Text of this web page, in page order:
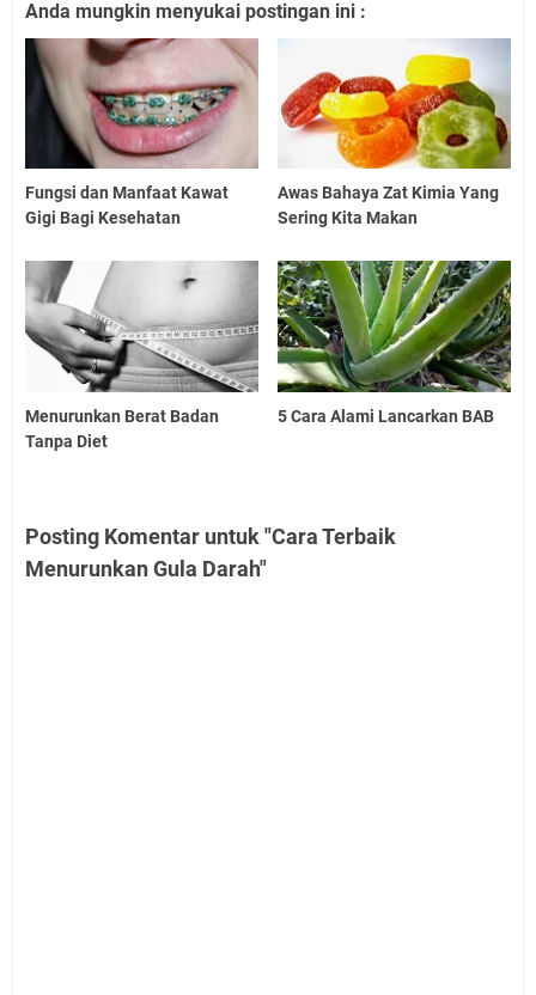
Anda mungkin menyukai postingan ini :
Fungsi dan Manfaat Kawat
Gigi Bagi Kesehatan
Awas Bahaya Zat Kimia Yang
Sering Kita Makan
Menurunkan Berat Badan
Tanpa Diet
5 Cara Alami Lancarkan BAB
Posting Komentar untuk "Cara Terbaik
Menurunkan Gula Darah"